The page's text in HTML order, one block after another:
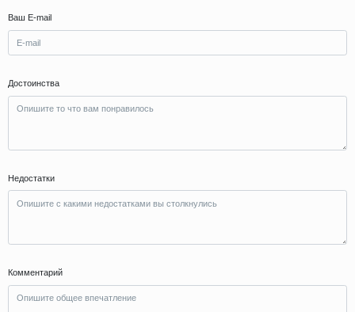
Ваш E-mail
Достоинства
Недостатки
Комментарий